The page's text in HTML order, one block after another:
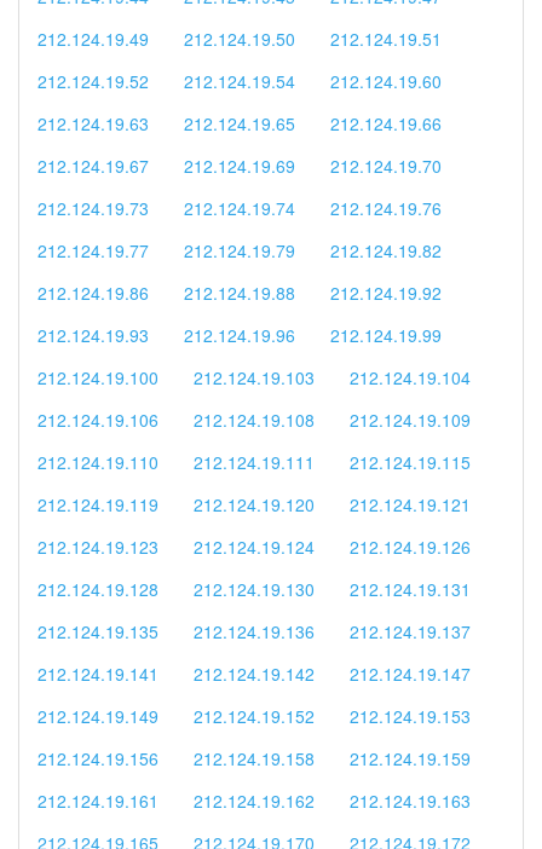
212.124.19.49
212.124.19.50
212.124.19.51
212.124.19.52
212.124.19.54
212.124.19.60
212.124.19.63
212.124.19.65
212.124.19.66
212.124.19.67
212.124.19.69
212.124.19.70
212.124.19.73
212.124.19.74
212.124.19.76
212.124.19.77
212.124.19.79
212.124.19.82
212.124.19.86
212.124.19.88
212.124.19.92
212.124.19.93
212.124.19.96
212.124.19.99
212.124.19.100
212.124.19.103
212.124.19.104
212.124.19.106
212.124.19.108
212.124.19.109
212.124.19.110
212.124.19.111
212.124.19.115
212.124.19.119
212.124.19.120
212.124.19.121
212.124.19.123
212.124.19.124
212.124.19.126
212.124.19.128
212.124.19.130
212.124.19.131
212.124.19.135
212.124.19.136
212.124.19.137
212.124.19.141
212.124.19.142
212.124.19.147
212.124.19.149
212.124.19.152
212.124.19.153
212.124.19.156
212.124.19.158
212.124.19.159
212.124.19.161
212.124.19.162
212.124.19.163
212.124.19.165
212.124.19.170
212.124.19.172